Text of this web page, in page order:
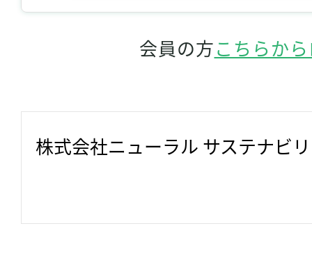
会員の方こちらか
株式会社ニューラル サステナビ